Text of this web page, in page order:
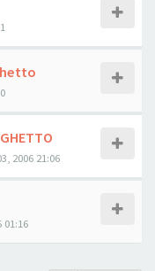
2006 21:06
01:16